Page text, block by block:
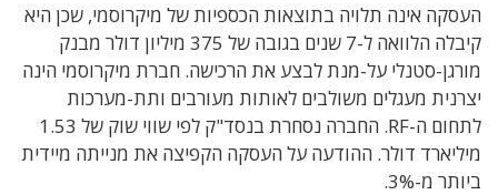
העסקה אינה תלויה בתוצאות הכספיות של מיקרוסמי, שכן היא
קיבלה הלוואה ל-7 שנים בגובה של 375 מיליון דולר מבנק
מורגן-סטנלי על-מנת לבצע את הרכישה. חברת מיקרוסמי הינה
יצרנית מעגלים משולבים לאותות מעורבים ותת-מערכות
לתחום ה-RF. החברה נסחרת בנסד"ק לפי שווי שוק של 1.53
מיליארד דולר. ההודעה על העסקה הקפיצה את מנייתה מיידית
ביותר מ-3%.